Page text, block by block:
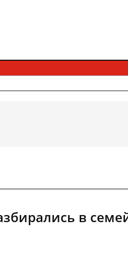
в